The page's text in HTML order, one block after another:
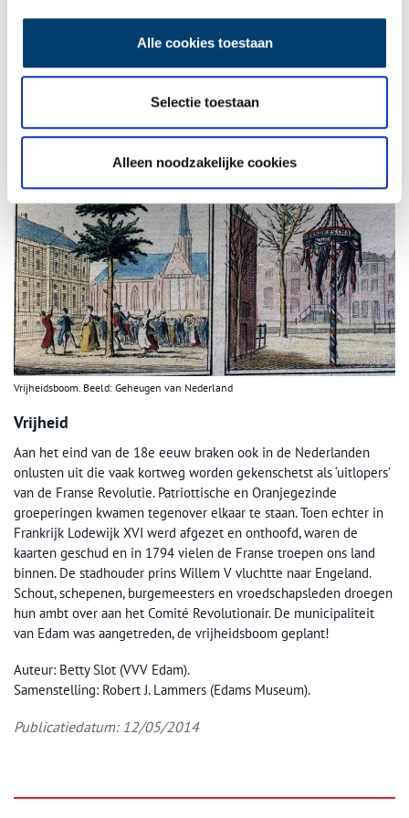
Alle cookies toestaan
Selectie toestaan
Alleen noodzakelijke cookies
Gouden Eeuw versterkte die ontwikkeling en de rechtvaardiging
Vrijheidsboom. Beeld: Geheugen van Nederland
Vrijheid
Aan het eind van de 18e eeuw braken ook in de Nederlanden
onlusten uit die vaak kortweg worden gekenschetst als ‘uitlopers’
van de Franse Revolutie. Patriottische en Oranjegezinde
groeperingen kwamen tegenover elkaar te staan. Toen echter in
Frankrijk Lodewijk XVI werd afgezet en onthoofd, waren de
kaarten geschud en in 1794 vielen de Franse troepen ons land
binnen. De stadhouder prins Willem V vluchtte naar Engeland.
Schout, schepenen, burgemeesters en vroedschapsleden droegen
hun ambt over aan het Comité Revolutionair. De municipaliteit
van Edam was aangetreden, de vrijheidsboom geplant!
Auteur: Betty Slot (VVV Edam).
Samenstelling: Robert J. Lammers (Edams Museum).
Publicatiedatum: 12/05/2014